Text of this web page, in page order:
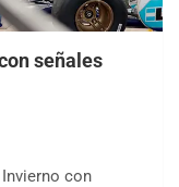
señales
con